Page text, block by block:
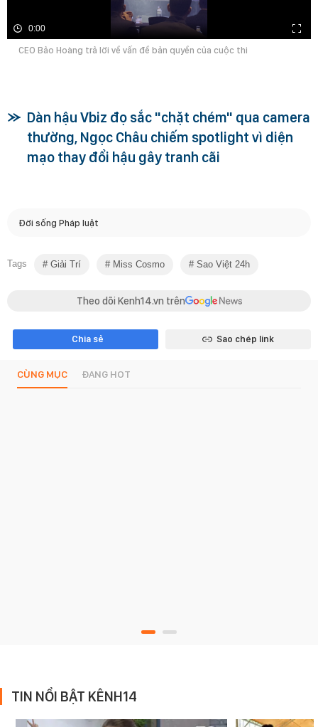
0:00
CEO Bảo Hoàng trả lời về vấn đề bản quyền của cuộc thi
Dàn hậu Vbiz đọ sắc "chặt chém" qua camera
thường, Ngọc Châu chiếm spotlight vì diện
mạo thay đổi hậu gây tranh cãi
Đời sống Pháp luật
Tags Giải Trí Miss Cosmo Sao Việt 24h
Theo dõi Kenh14.vn trên
Chia sẻ Sao chép link
CÙNG MỤC ĐANG HOT
TIN NỔI BẬT KÊNH14